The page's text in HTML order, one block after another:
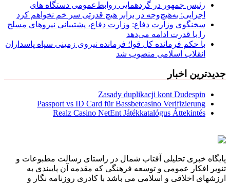
رئیس جمهور در گردهمایی روابط‌عمومی دستگاه های
اجرایی: به‌هیچ‌وجه در برابر هیچ قدرتی سر خم نخواهم کرد
سخنگوی وزارت دفاع: وزارت دفاع، پشتیبانی نیرو‌های مسلح
را با قدرت ادامه می‌دهد
با حکم فرمانده کل قوا؛ فرمانده نیروی زمینی سپاه پاسداران
انقلاب اسلامی منصوب شد
جدیدترین اخبار
Zasady duplikacji kont Dudespin
Passport vs ID Card für Bassbetcasino Verifizierung
Realz Casino NetEnt Játékkatalógus Áttekintés
پایگاه خبری تحلیلی آفتاب شمال در راستای رسالت مطبوعات و
تنویر افکار عمومی و توسعه فرهنگی که مقدمه آن پایبندی به
ارزشهای اخلاقی و اسلامی می باشد با کادری روزنامه نگار و